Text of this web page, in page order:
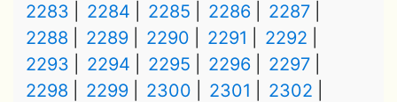
2283
2284 2285 2286
2287
2288
2289 2290 2291
2292
2293
2294 2295 2296
2297
2298
2299 2300 2301
2302